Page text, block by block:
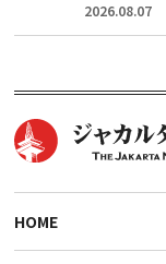
2026.08.07
HOME